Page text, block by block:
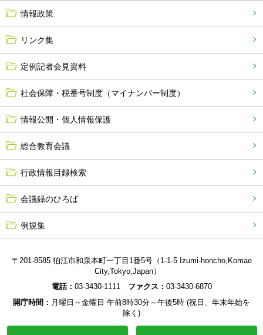
情報政策
リンク集
定例記者会見資料
社会保障・税番号制度（マイナンバー制度）
情報公開・個人情報保護
総合教育会議
行政情報目録検索
会議録のひろば
例規集
〒201-8585 狛江市和泉本町一丁目1番5号（1-1-5 Izumi-honcho,Komae
City,Tokyo,Japan）
電話： 03-3430-1111 ファクス： 03-3430-6870
開庁時間： 月曜日～金曜日 午前8時30分～午後5時 (祝日、年末年始を
除く)